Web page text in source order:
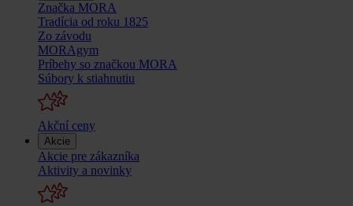
Značka MORA
Tradícia od roku 1825
Zo závodu
MORAgym
Príbehy so značkou MORA
Súbory k stiahnutiu
Akční ceny
Akcie
Akcie pre zákazníka
Aktivity a novinky